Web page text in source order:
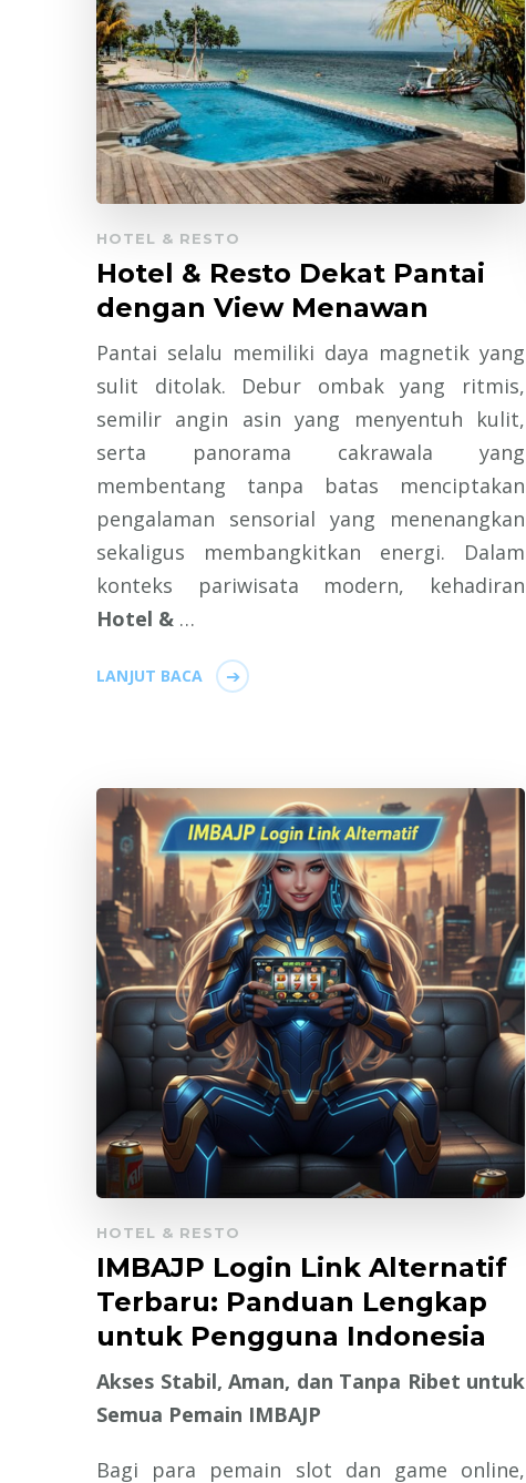
HOTEL & RESTO
Hotel & Resto Dekat Pantai
dengan View Menawan
Pantai selalu memiliki daya magnetik yang
sulit ditolak. Debur ombak yang ritmis,
semilir angin asin yang menyentuh kulit,
serta panorama cakrawala yang
membentang tanpa batas menciptakan
pengalaman sensorial yang menenangkan
sekaligus membangkitkan energi. Dalam
konteks pariwisata modern, kehadiran
Hotel & …
LANJUT BACA
HOTEL & RESTO
IMBAJP Login Link Alternatif
Terbaru: Panduan Lengkap
untuk Pengguna Indonesia
Akses Stabil, Aman, dan Tanpa Ribet untuk
Semua Pemain IMBAJP
Bagi para pemain slot dan game online,